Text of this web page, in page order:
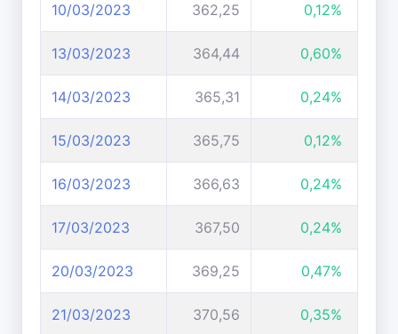
10/03/2023 362,25 0,12%
13/03/2023 364,44 0,60%
14/03/2023 365,31 0,24%
15/03/2023 365,75 0,12%
16/03/2023 366,63 0,24%
17/03/2023 367,50 0,24%
20/03/2023 369,25 0,47%
21/03/2023 370,56 0,35%